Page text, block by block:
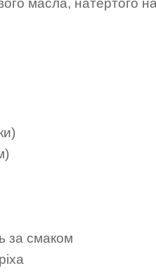
масла, натертого
за смаком